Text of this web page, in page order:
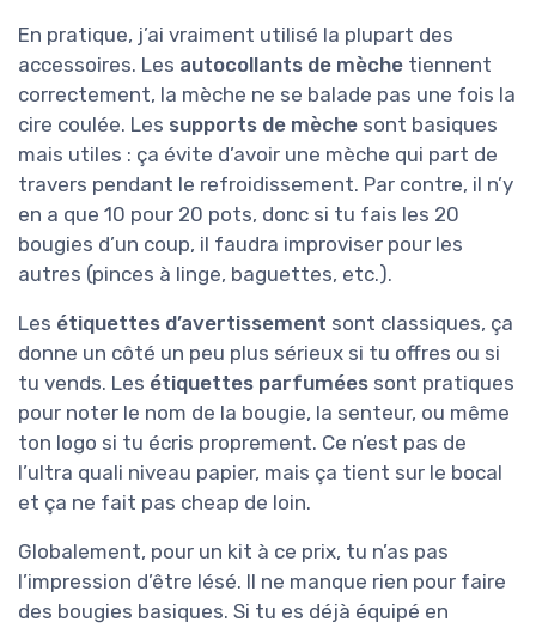
En pratique, j’ai vraiment utilisé la plupart des
accessoires. Les autocollants de mèche tiennent
correctement, la mèche ne se balade pas une fois la
cire coulée. Les supports de mèche sont basiques
mais utiles : ça évite d’avoir une mèche qui part de
travers pendant le refroidissement. Par contre, il n’y
en a que 10 pour 20 pots, donc si tu fais les 20
bougies d’un coup, il faudra improviser pour les
autres (pinces à linge, baguettes, etc.).
Les étiquettes d’avertissement sont classiques, ça
donne un côté un peu plus sérieux si tu offres ou si
tu vends. Les étiquettes parfumées sont pratiques
pour noter le nom de la bougie, la senteur, ou même
ton logo si tu écris proprement. Ce n’est pas de
l’ultra quali niveau papier, mais ça tient sur le bocal
et ça ne fait pas cheap de loin.
Globalement, pour un kit à ce prix, tu n’as pas
l’impression d’être lésé. Il ne manque rien pour faire
des bougies basiques. Si tu es déjà équipé en